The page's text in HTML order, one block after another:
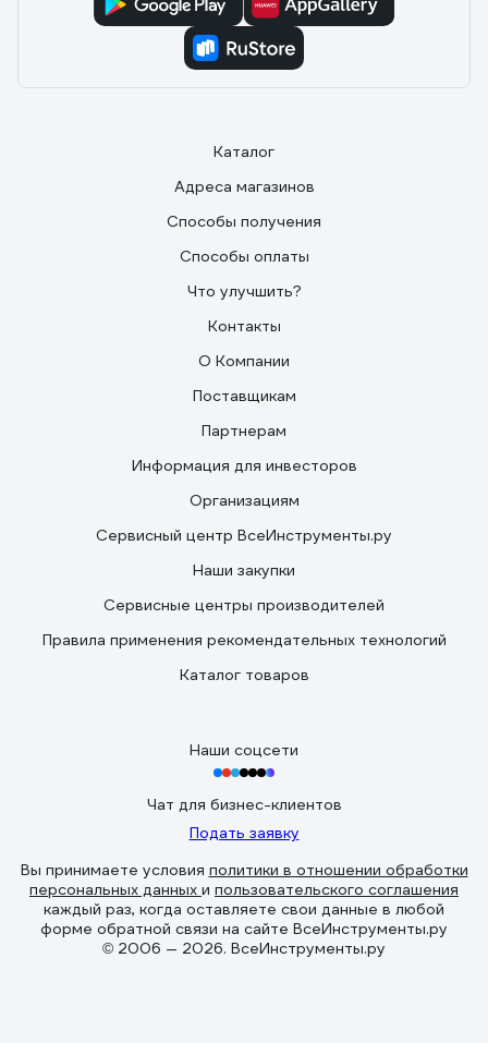
Каталог
Адреса магазинов
Способы получения
Способы оплаты
Что улучшить?
Контакты
О Компании
Поставщикам
Партнерам
Информация для инвесторов
Организациям
Сервисный центр ВсеИнструменты.ру
Наши закупки
Сервисные центры производителей
Правила применения рекомендательных технологий
Каталог товаров
Наши соцсети
Чат для бизнес-клиентов
Подать заявку
Вы принимаете условия политики в отношении обработки
персональных данных и пользовательского соглашения
каждый раз, когда оставляете свои данные в любой
форме обратной связи на сайте ВсеИнструменты.ру
© 2006 — 2026. ВсеИнструменты.ру